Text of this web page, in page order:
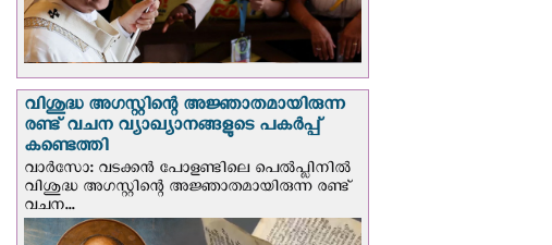
വിശുദ്ധ അഗസ്റ്റിന്റെ അജ്ഞാതമായിരുന്ന
രണ്ട് വചന വ്യാഖ്യാനങ്ങളുടെ പകര്‍പ്പ്
കണ്ടെത്തി
വാര്‍സോ: വടക്കൻ പോളണ്ടിലെ പെൽപ്ലിനില്‍
വിശുദ്ധ അഗസ്റ്റിന്റെ അജ്ഞാതമായിരുന്ന രണ്ട്
വചന...